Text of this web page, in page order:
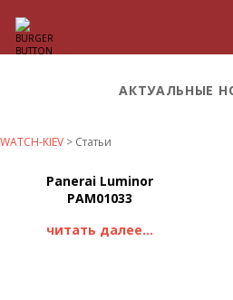
АКТУАЛЬНЫЕ
WATCH-KIEV > Статьи
Panerai Luminor
PAM01033
читать далее...